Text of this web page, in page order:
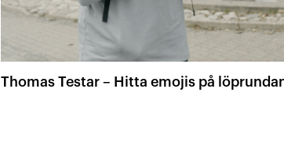
Thomas Testar – Hitta emojis på